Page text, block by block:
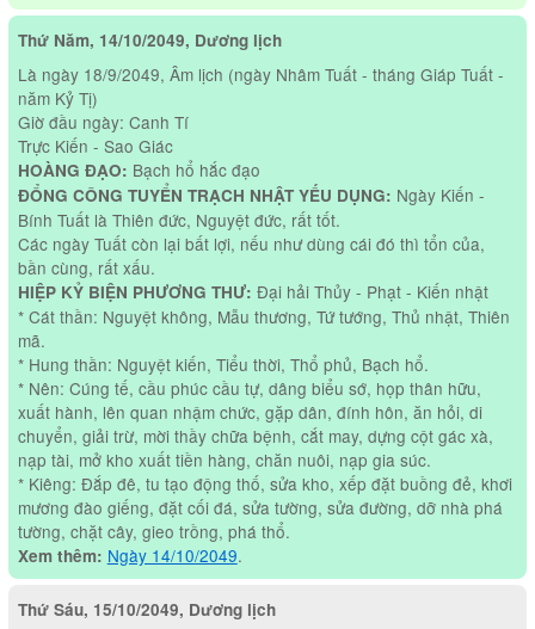
Thứ Năm, 14/10/2049, Dương lịch
Là ngày 18/9/2049, Âm lịch (ngày Nhâm Tuất - tháng Giáp Tuất -
năm Kỷ Tị)
Giờ đầu ngày: Canh Tí
Trực Kiến - Sao Giác
HOÀNG ĐẠO: Bạch hổ hắc đạo
ĐỔNG CÔNG TUYỂN TRẠCH NHẬT YẾU DỤNG: Ngày Kiến -
Bính Tuất là Thiên đức, Nguyệt đức, rất tốt.
Các ngày Tuất còn lại bất lợi, nếu như dùng cái đó thì tổn của,
bần cùng, rất xấu.
HIỆP KỶ BIỆN PHƯƠNG THƯ: Đại hải Thủy - Phạt - Kiến nhật
* Cát thần: Nguyệt không, Mẫu thương, Tứ tướng, Thủ nhật, Thiên
mã.
* Hung thần: Nguyệt kiến, Tiểu thời, Thổ phủ, Bạch hổ.
* Nên: Cúng tế, cầu phúc cầu tự, dâng biểu sớ, họp thân hữu,
xuất hành, lên quan nhậm chức, gặp dân, đính hôn, ăn hỏi, di
chuyển, giải trừ, mời thầy chữa bệnh, cắt may, dựng cột gác xà,
nạp tài, mở kho xuất tiền hàng, chăn nuôi, nạp gia súc.
* Kiêng: Đắp đê, tu tạo động thố, sửa kho, xếp đặt buồng đẻ, khơi
mương đào giếng, đặt cối đá, sửa tường, sửa đường, dỡ nhà phá
tường, chặt cây, gieo trồng, phá thổ.
Xem thêm: Ngày 14/10/2049.
Thứ Sáu, 15/10/2049, Dương lịch